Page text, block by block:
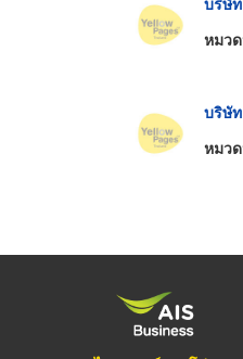
หมว
บริษั
หมว